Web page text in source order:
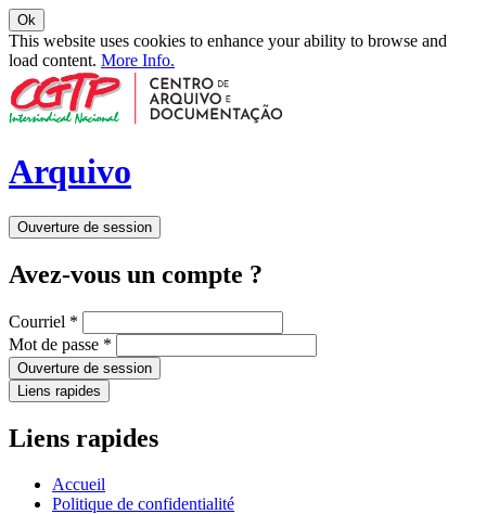
Ok
This website uses cookies to enhance your ability to browse and
load content. More Info.
Arquivo
Ouverture de session
Avez-vous un compte ?
Courriel *
Mot de passe *
Ouverture de session
Liens rapides
Liens rapides
Accueil
Politique de confidentialité